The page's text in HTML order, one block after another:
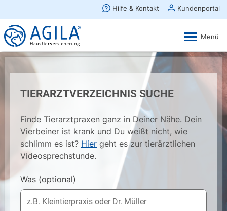
TIERARZTVERZEICHNIS SUCHE
Finde Tierarztpraxen ganz in Deiner Nähe. Dein
Vierbeiner ist krank und Du weißt nicht, wie
schlimm es ist? Hier geht es zur tierärztlichen
Videosprechstunde.
Was (optional)
×
AGILA Kunden-App
Gratis - Im Play Store laden
Ansehen